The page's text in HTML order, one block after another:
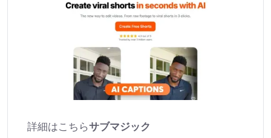
詳細はこちらサブマジック